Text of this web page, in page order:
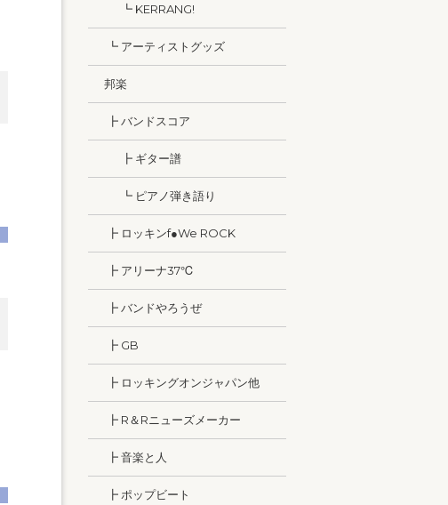
┗ KERRANG!
┗ アーティストグッズ
邦楽
┣ バンドスコア
┣ ギター譜
┗ ピアノ弾き語り
┣ ロッキンf●We ROCK
┣ アリーナ37℃
┣ バンドやろうぜ
┣ GB
┣ ロッキングオンジャパン他
┣ R＆Rニューズメーカー
┣ 音楽と人
┣ ポップビート